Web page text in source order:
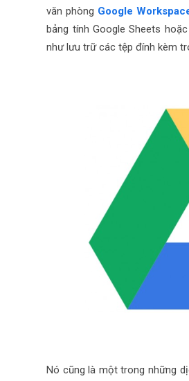
văn phòng Google
bảng tính Google Sheets
như lưu trữ các tệp đính kèm
Nó cũng là một trong những